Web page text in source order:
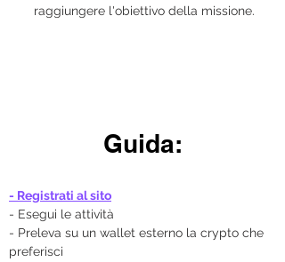
raggiungere l'obiettivo della missione.
Guida:
- Registrati al sito
- Esegui le attività
- Preleva su un wallet esterno la crypto che
preferisci